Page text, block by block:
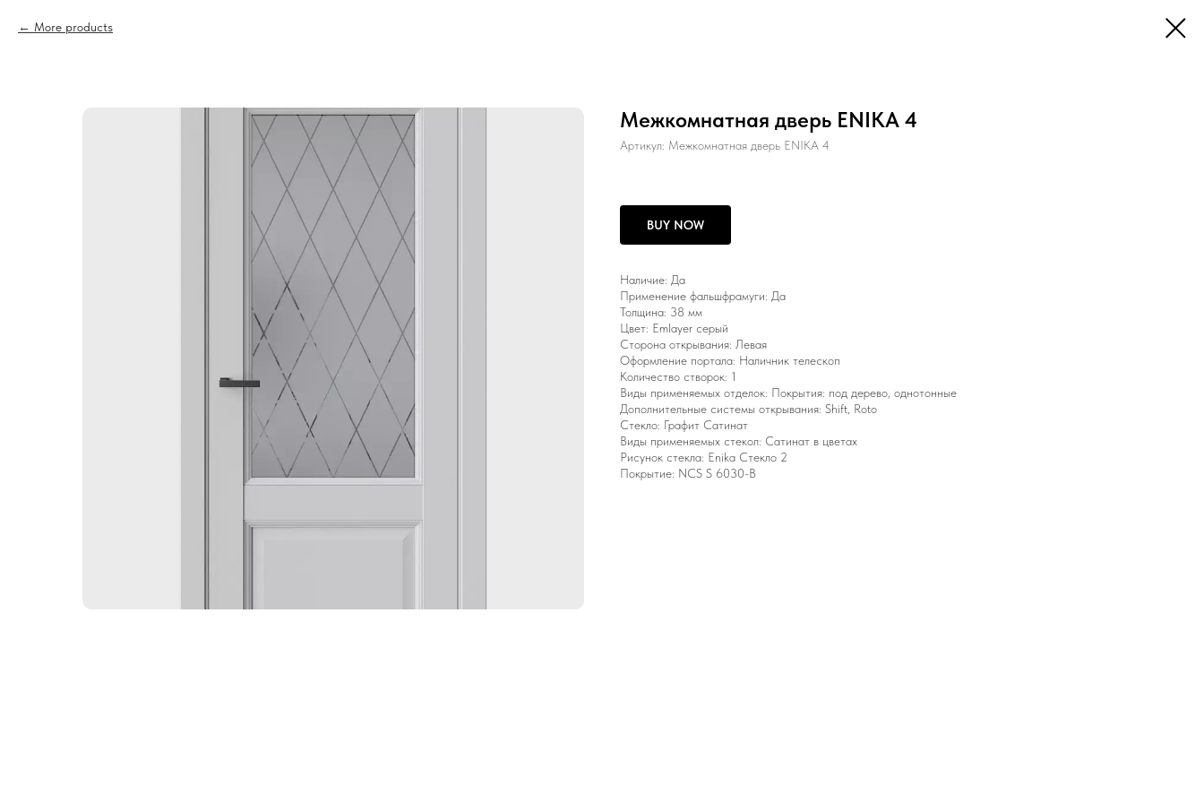
More products
Межкомнатная дверь ENIKA 4
Артикул: Межкомнатная дверь ENIKA 4
BUY NOW
Наличие: Да
Применение фальшфрамуги: Да
Толщина: 38 мм
Цвет: Emlayer серый
Сторона открывания: Левая
Оформление портала: Наличник телескоп
Количество створок: 1
Виды применяемых отделок: Покрытия: под дерево, однотонные
Дополнительные системы открывания: Shift, Roto
Стекло: Графит Сатинат
Виды применяемых стекол: Сатинат в цветах
Рисунок стекла: Enika Стекло 2
Покрытие: NCS S 6030-B